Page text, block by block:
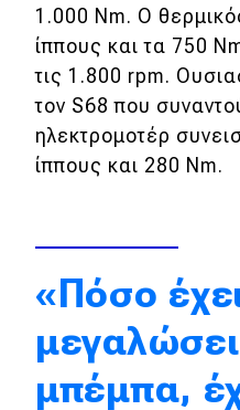
Test Drive
Δοκιμή
Αποστολή
Συγκρίνουμε
Αγώνες
Formula 1
WRC
Motorsport
1.000 Nm. Ο
ίππους και τα 750
τις 1.800 rpm.
τον S68 που
ηλεκτρομοτέρ
ίππους και 280 Nm.
«Πόσο
μπέμπα,